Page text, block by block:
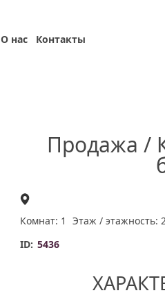
О нас Контакты
Продажа /
Комнат: 1 Этаж / этажность:
ID: 5436